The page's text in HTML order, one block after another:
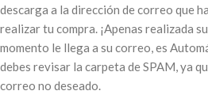
descarga a la dirección de correo que
realizar tu compra. ¡Apenas realizada
momento le llega a su correo, es
debes revisar la carpeta de SPAM, ya
correo no deseado.